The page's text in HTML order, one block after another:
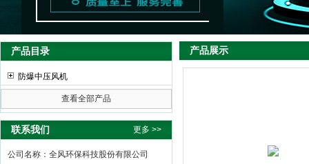
产品目录
防爆中压风机
查看全部产品
联系我们 更多 >>
公司名称：全风环保科技股份有限公司
产品展示